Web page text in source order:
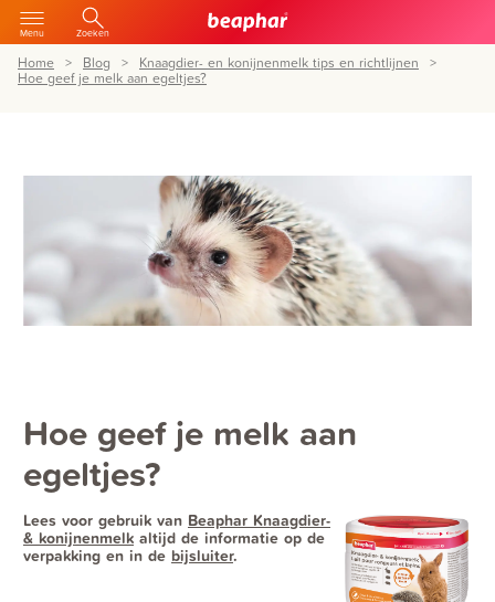
Menu Zoeken
Home Blog
Knaagdier- en konijnenmelk tips en richtlijnen
Hoe geef je melk aan egeltjes?
Hoe geef je melk aan
egeltjes?
Lees voor gebruik van Beaphar Knaagdier-
& konijnenmelk altijd de informatie op de
verpakking en in de bijsluiter.